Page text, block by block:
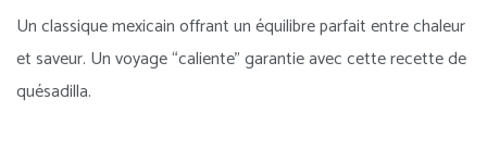
Un classique mexicain offrant un équilibre parfait entre chaleur
et saveur. Un voyage “caliente” garantie avec cette recette de
quésadilla.